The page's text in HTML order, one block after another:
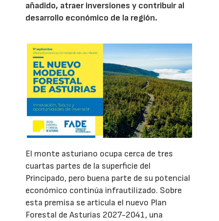
añadido, atraer inversiones y contribuir al
desarrollo económico de la región.
El monte asturiano ocupa cerca de tres
cuartas partes de la superficie del
Principado, pero buena parte de su potencial
económico continúa infrautilizado. Sobre
esta premisa se articula el nuevo Plan
Forestal de Asturias 2027-2041, una